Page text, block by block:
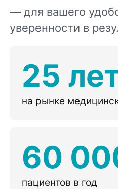
— для вашего
уверенности в
25
на рынке
60
пациентов в год